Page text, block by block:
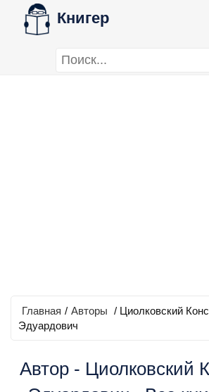
Книгер
Главная / Авторы / Циолковский
Эдуардович
Автор - Циолковский